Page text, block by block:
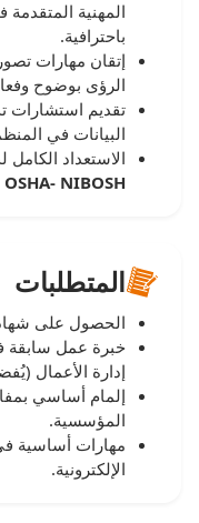
باحترافية.
إتقان مهارات
الرؤى بوضوح
تقديم استشارات
البيانات في
الاستعداد الكامل
OSHA- NIBOSH
المتطلبات
الحصول على
خبرة عمل سابقة
إدارة الأعمال
إلمام أساسي
المؤسسية.
مهارات أساسية
الإلكترونية.